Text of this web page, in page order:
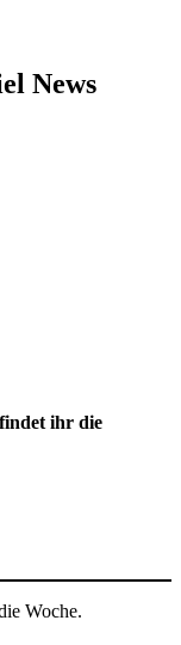
News
ihr die
Woche.